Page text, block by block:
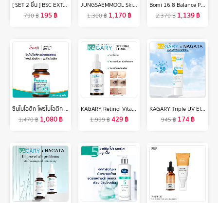
[ SET 2 ชิ้น ] BSC EXTRA CARE HAIR FALL CONTROL SHAMPOO และ BSC EXTRA CARE HAIR FALL CONTROL CONDITIONER แชมพู และครีมนวดผม สกัดจากมะกรูดและขิง สำหรับผมขาด หลุดร่วง อ่อนแอ เพิ่มประสิทธิภาพการบำรุงเส้นผม ลดการขาดหลุดร่วงของเส้นผม
790฿ 195 ฿
JUNGSAEMMOOL Skin Nuder Shading Pact 10g จองแซมมุล สกิน นูเดอร์ เฉดดิ้ง แพค เฉดดิ้งพาเลทโทนธรรมชาติ 3 สีในตลับเดียว
1,300฿ 1,170฿
Bomi 16.8 Balance Probiotics (14 x 3g) โบมิ โพรไบโอติกส์ พร้อมทาน
2,370฿ 1,139฿
ซินไบโอติก โพรไบโอติก + พรีไบโอติก **มีฮาลาล และใยอาหาร 30 แคปซูลทำจากพืช โปรไบโอติก Probiotic Prebiotic ซินไบโอติก (Synbiotic)
1,470฿ 1,080฿
KAGARY Retinol Vitamin B3 Serum เอสเซนส์บำรุงผิวหน้า ต่อต้านริ้วรอย เรตินอล เรตินอลเซรั่ม ครีมต่อต้านริ้วรอย
1,999฿429฿
KAGARY Triple UV Elixir Sunscreen SPF50+ PA+++ 50g กันแดดเนื้อเจลลี่น้ำ ผิวฉ่ำโกลว์ กันแดด เบาสบายผิ สูตรกันน้ำ สดชื่นผิว ไม่มันเยิ้ม
945฿ 174฿